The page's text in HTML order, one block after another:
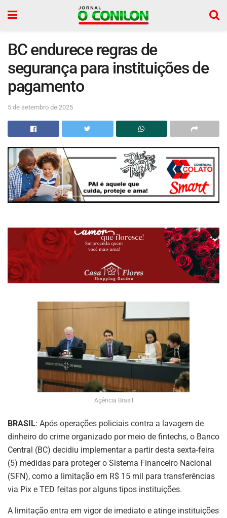
BC endurece regras de
segurança para instituições de
pagamento
5 de setembro de 2025
Agência Brasil
BRASIL: Após operações policiais contra a lavagem de
dinheiro do crime organizado por meio de fintechs, o Banco
Central (BC) decidiu implementar a partir desta sexta-feira
(5) medidas para proteger o Sistema Financeiro Nacional
(SFN), como a limitação em R$ 15 mil para transferências
via Pix e TED feitas por alguns tipos instituições.
A limitação entra em vigor de imediato e atinge instituições